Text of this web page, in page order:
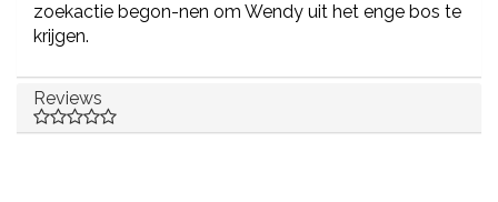
zoekactie begon-nen om Wendy uit het enge bos te
krijgen.
Reviews